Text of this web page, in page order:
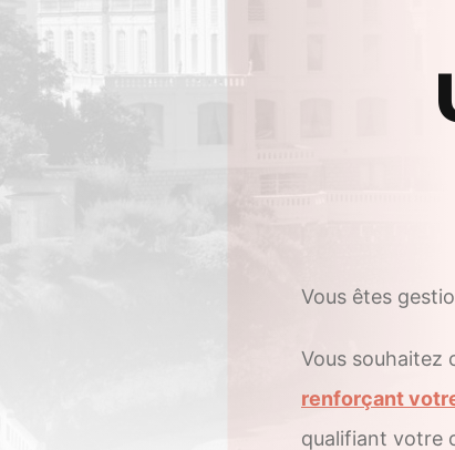
Vous êtes
Vous souhaitez
renforçant
qualifiant votre